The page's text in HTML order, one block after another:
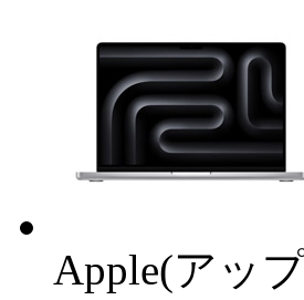
Apple(アッ